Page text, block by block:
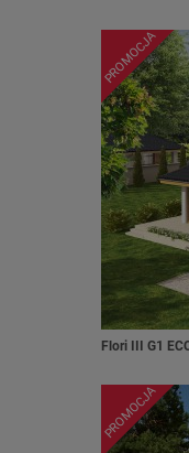
PROMOCJA
Flori III G1
PROMOCJA